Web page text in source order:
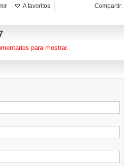
Compartir:
A favoritos
para mostrar.